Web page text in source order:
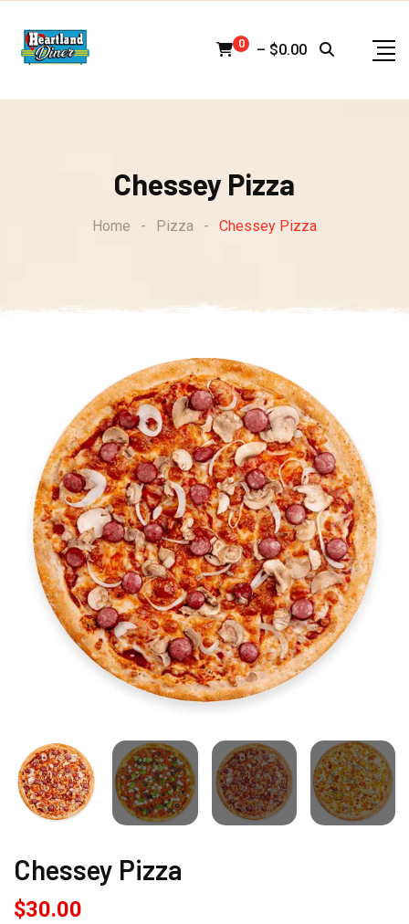
content
0 – $0.00
Chessey Pizza
Home - Pizza - Chessey Pizza
Chessey Pizza
$30.00